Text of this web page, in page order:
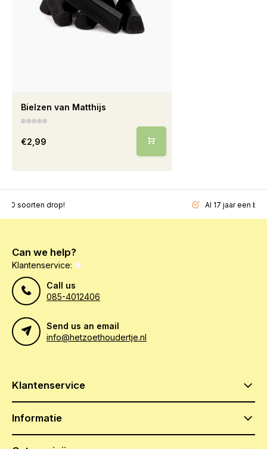
Bielzen van Matthijs
€2,99
soorten drop! Al 17 jaar een
Can we help?
Klantenservice:
Call us
085-4012406
Send us an email
info@hetzoethoudertje.nl
Klantenservice
Informatie